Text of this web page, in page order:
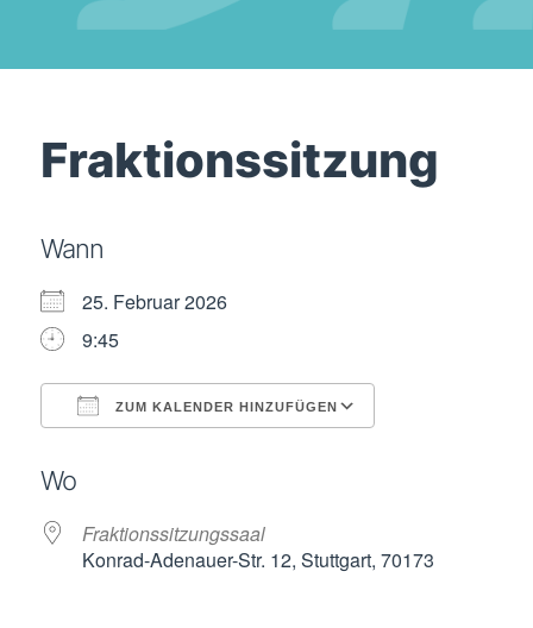
Fraktionssitzung
Wann
25. Februar 2026
9:45
ZUM KALENDER HINZUFÜGEN
Wo
Fraktionssitzungssaal
Konrad-Adenauer-Str. 12, Stuttgart, 70173